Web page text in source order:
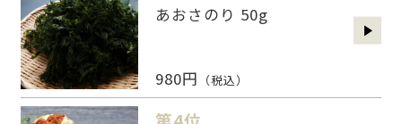
あおさのり 50g
980円 （税込）